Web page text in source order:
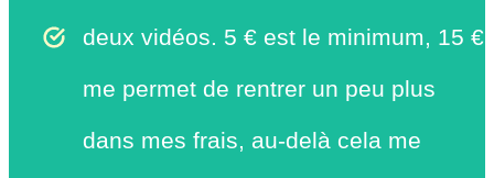
deux vidéos. 5 € est le minimum, 15 €
me permet de rentrer un peu plus
dans mes frais, au-delà cela me